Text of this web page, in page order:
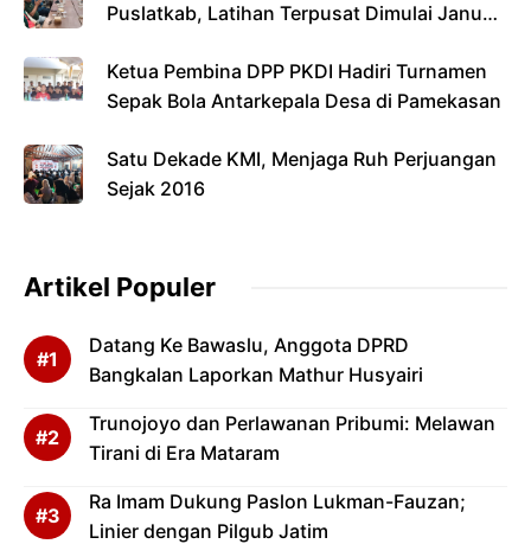
Puslatkab, Latihan Terpusat Dimulai Januari
Ketua Pembina DPP PKDI Hadiri Turnamen
Sepak Bola Antarkepala Desa di Pamekasan
Satu Dekade KMI, Menjaga Ruh Perjuangan
Sejak 2016
Artikel Populer
Datang Ke Bawaslu, Anggota DPRD
Bangkalan Laporkan Mathur Husyairi
Trunojoyo dan Perlawanan Pribumi: Melawan
Tirani di Era Mataram
Ra Imam Dukung Paslon Lukman-Fauzan;
Linier dengan Pilgub Jatim